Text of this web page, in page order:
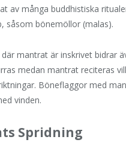
av många buddhistiska
såsom bönemöllor (malas).
där mantrat är inskrivet bidrar
medan mantrat reciteras
Böneflaggor med
vinden.
Spridning